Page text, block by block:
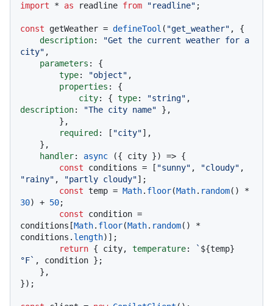
import * as readline from "readline" ;
const getWeather = defineTool ( "get_weather" , {
description:
"Get the current weather for a
city" ,
parameters : {
type: "object" ,
properties : {
city: { type: "string"
description: "The city name" },
required : [ "city"],
handler: async ({ city }) => {
const conditions = [ "sunny" , "cloudy"
"rainy" , "partly cloudy"];
const temp = Math. floor(Math. random
30) + 50;
const condition =
conditions[Math. floor(Math. random() *
conditions. length)];
return { city, temperature: ` ${temp}
°F` , condition };
});